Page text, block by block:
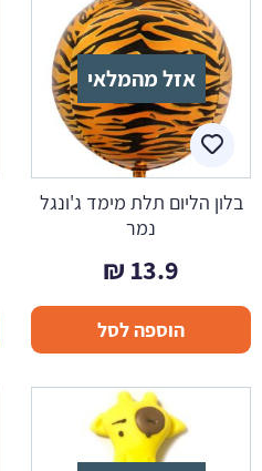
אזל מהמלאי
בלון הליום תלת מימד ג'ונגל
נמר
13.9
₪
הוספה לסל